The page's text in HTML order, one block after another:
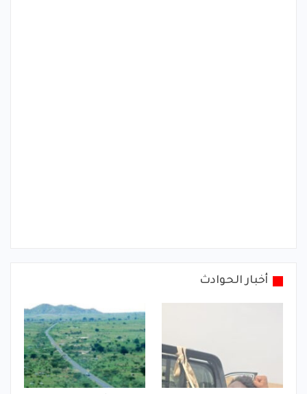
أخبار الحوادث